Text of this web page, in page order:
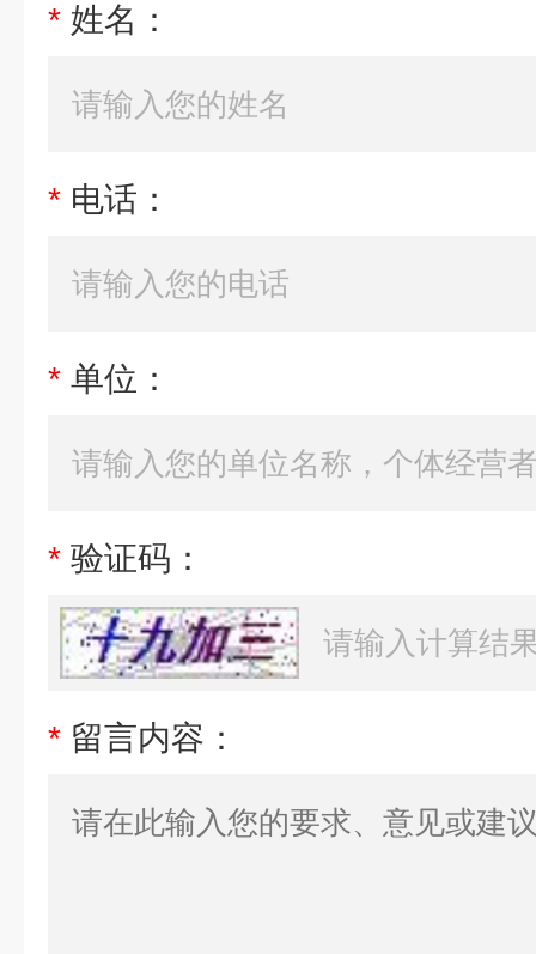
* 姓名：
* 电话：
* 单位：
* 验证码：
* 留言内容：